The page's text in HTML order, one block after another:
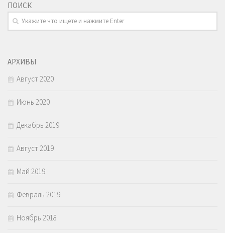
ПОИСК
АРХИВЫ
Август 2020
Июнь 2020
Декабрь 2019
Август 2019
Май 2019
Февраль 2019
Ноябрь 2018